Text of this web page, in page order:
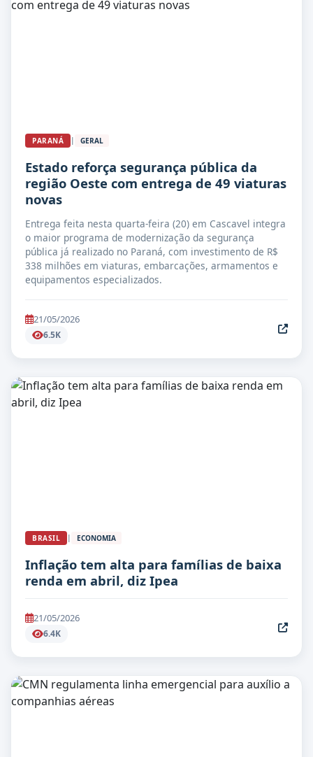
PARANÁ | GERAL
Estado reforça segurança pública da
região Oeste com entrega de 49 viaturas
novas
Entrega feita nesta quarta-feira (20) em Cascavel integra
o maior programa de modernização da segurança
pública já realizado no Paraná, com investimento de R$
338 milhões em viaturas, embarcações, armamentos e
equipamentos especializados.
21/05/2026
6.5K
BRASIL | ECONOMIA
Inflação tem alta para famílias de baixa
renda em abril, diz Ipea
21/05/2026
6.4K